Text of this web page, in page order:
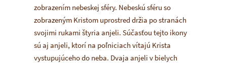
zobrazením nebeskej sféry. Nebeskú sféru so
zobrazeným Kristom uprostred držia po stranách
svojimi rukami štyria anjeli. Súčasťou tejto ikony
sú aj anjeli, ktorí na poľniciach vítajú Krista
vystupujúceho do neba. Dvaja anjeli v bielych